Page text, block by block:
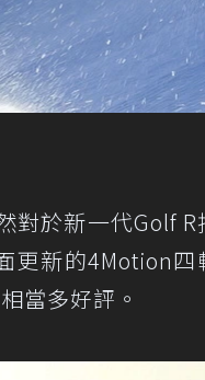
對於新一代Golf
更新的4Motion四
當多好評。